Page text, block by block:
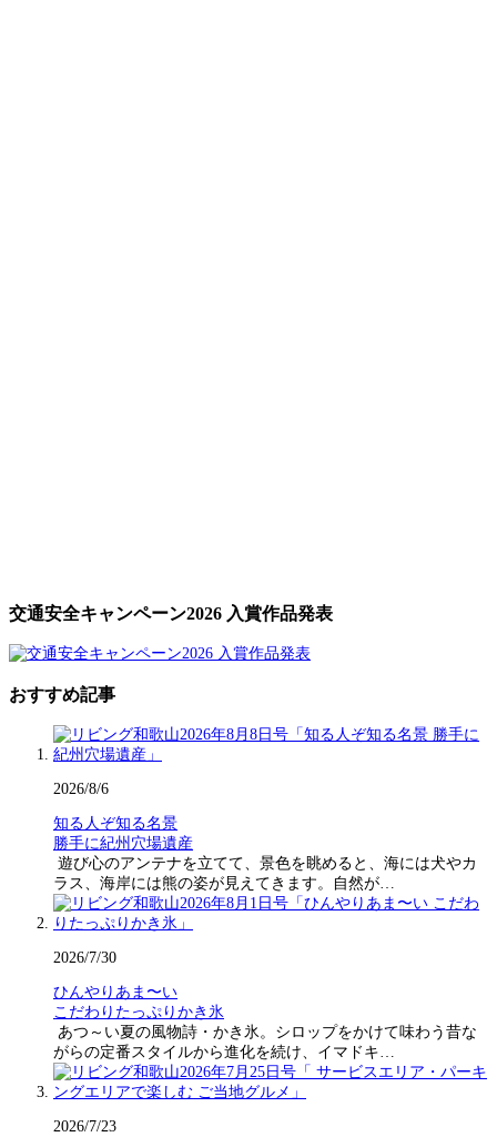
交通安全キャンペーン2026 入賞作品発表
おすすめ記事
2026/8/6
知る人ぞ知る名景
勝手に紀州穴場遺産
遊び心のアンテナを立てて、景色を眺めると、海には犬やカ
ラス、海岸には熊の姿が見えてきます。自然が…
2026/7/30
ひんやりあま〜い
こだわりたっぷりかき氷
あつ～い夏の風物詩・かき氷。シロップをかけて味わう昔な
がらの定番スタイルから進化を続け、イマドキ…
2026/7/23